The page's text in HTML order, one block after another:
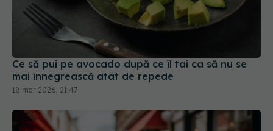
Ce să pui pe avocado după ce îl tai ca să nu se
mai înnegrească atât de repede
18 mar 2026, 21:47